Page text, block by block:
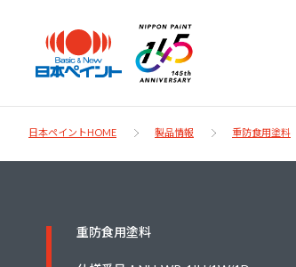
日本ペイント
日本ペイントHOME 製品情報 重防食用塗料
重防食用塗料